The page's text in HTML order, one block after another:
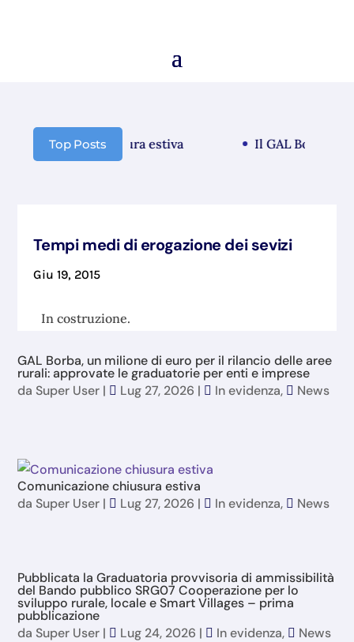
Top Postschiusura estiva Il GAL Borba
Tempi medi di erogazione dei sevizi
Giu 19, 2015
In costruzione.
GAL Borba, un milione di euro per il rilancio delle aree
rurali: approvate le graduatorie per enti e imprese
da Super User | Lug 27, 2026 | In evidenza, News
Comunicazione chiusura estiva
da Super User | Lug 27, 2026 | In evidenza, News
Pubblicata la Graduatoria provvisoria di ammissibilità
del Bando pubblico SRG07 Cooperazione per lo
sviluppo rurale, locale e Smart Villages – prima
pubblicazione
da Super User | Lug 24, 2026 | In evidenza, News